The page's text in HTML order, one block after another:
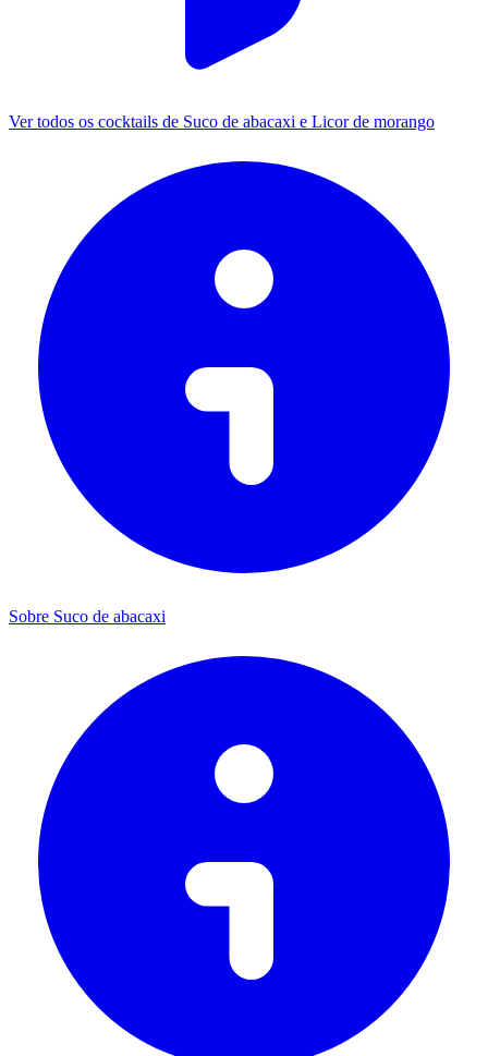
Ver todos os cocktails de Suco de abacaxi e Licor de morango
Sobre Suco de abacaxi